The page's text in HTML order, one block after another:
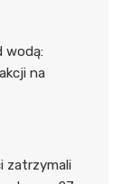
wodą:
na
zatrzymali